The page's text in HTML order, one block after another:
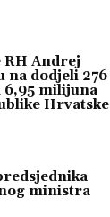
RH Andrej
na dodjeli 276
milijuna
Hrvatske
ministra